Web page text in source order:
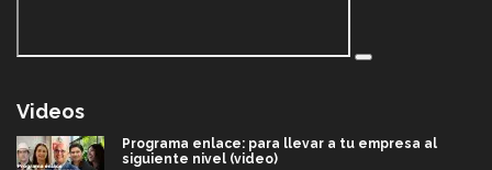
Videos
Programa enlace: para llevar a tu empresa al
siguiente nivel (video)